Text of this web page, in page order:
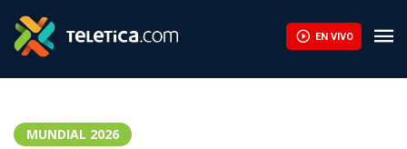
EN VIVO
MUNDIAL 2026